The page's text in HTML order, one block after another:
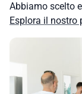
Abbiamo scelto
Esplora il nostro